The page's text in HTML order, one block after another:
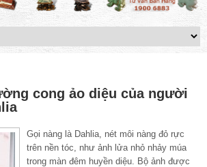
cong ảo diệu của người
Gọi nàng là Dahlia, nét môi nàng đỏ rực
trên nền tóc, như ảnh lửa nhỏ nhảy múa
trong màn đêm huyền diệu. Bộ ảnh được